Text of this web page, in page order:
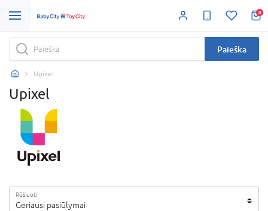
0
Paieška
Upixel
Upixel
Rūšiuoti
Geriausi pasiūlymai